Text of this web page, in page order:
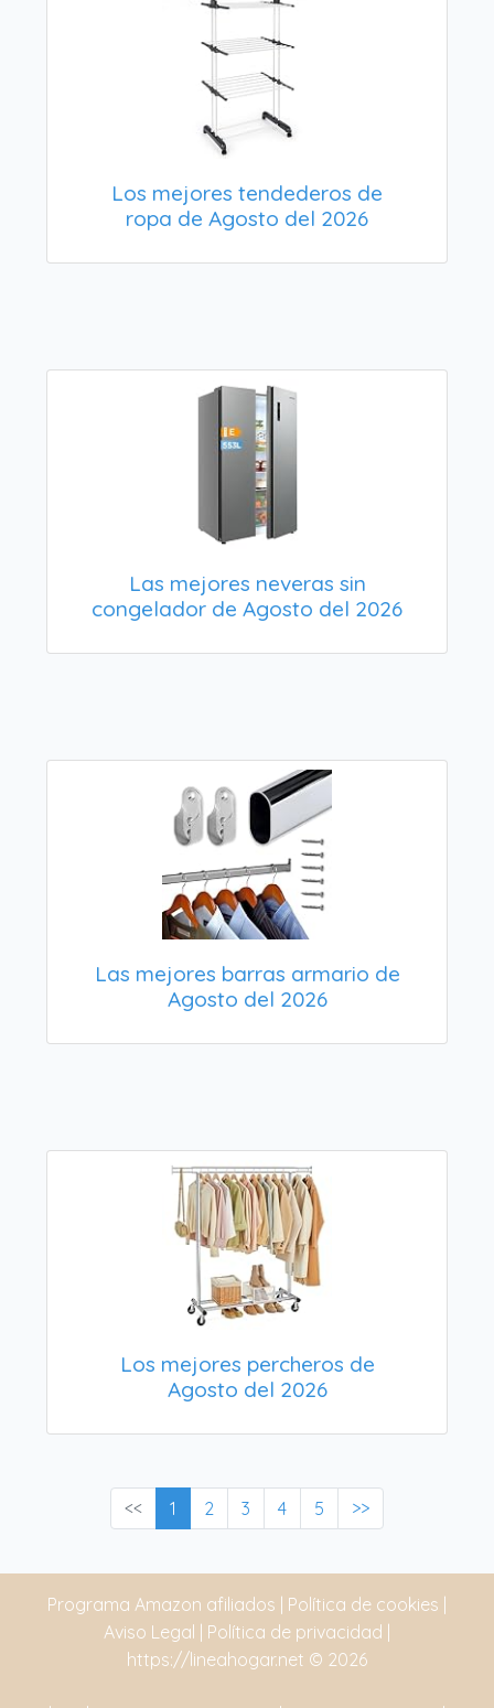
Los mejores tendederos de
ropa de Agosto del 2026
Las mejores neveras sin
congelador de Agosto del 2026
Las mejores barras armario de
Agosto del 2026
Los mejores percheros de
Agosto del 2026
<< 1 2 3 4 5 >>
Programa Amazon afiliados | Política de cookies |
Aviso Legal | Política de privacidad |
https://lineahogar.net © 2026